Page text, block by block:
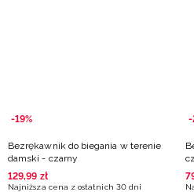
-19%
Bezrękawnik do biegania w terenie
damski - czarny
129,99 zł
Najniższa cena z ostatnich 30 dni
-